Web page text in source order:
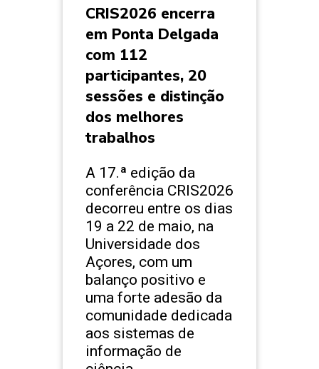
CRIS2026 encerra
em Ponta Delgada
com 112
participantes, 20
sessões e distinção
dos melhores
trabalhos
A 17.ª edição da
conferência CRIS2026
decorreu entre os dias
19 a 22 de maio, na
Universidade dos
Açores, com um
balanço positivo e
uma forte adesão da
comunidade dedicada
aos sistemas de
informação de